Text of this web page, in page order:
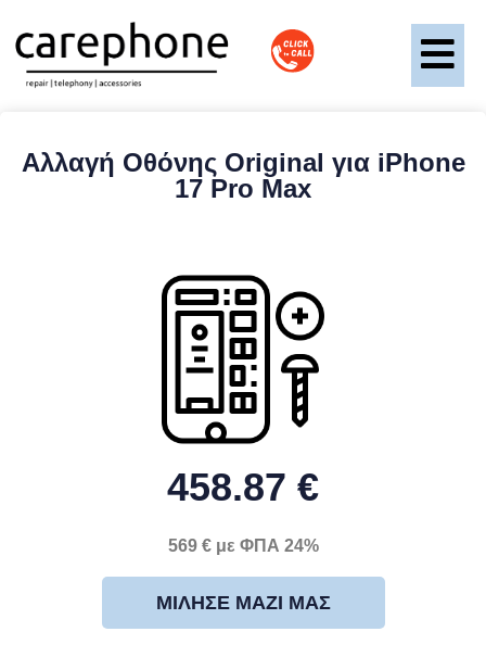
Αλλαγή Οθόνης Original για iPhone
17 Pro Max
458.87 €
569 € με ΦΠΑ 24%
ΜΊΛΗΣΕ ΜΑΖΊ ΜΑΣ